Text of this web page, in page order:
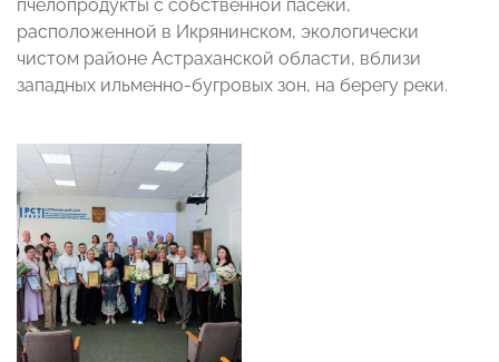
пчелопродукты с собственной пасеки,
расположенной в Икрянинском, экологически
чистом районе Астраханской области, вблизи
западных ильменно-бугровых зон, на берегу реки.